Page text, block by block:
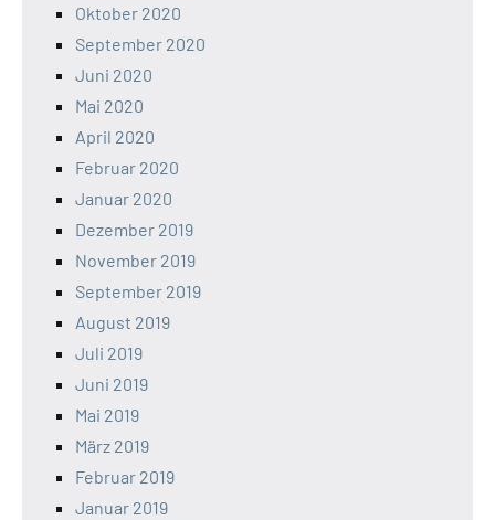
Oktober 2020
September 2020
Juni 2020
Mai 2020
April 2020
Februar 2020
Januar 2020
Dezember 2019
November 2019
September 2019
August 2019
Juli 2019
Juni 2019
Mai 2019
März 2019
Februar 2019
Januar 2019